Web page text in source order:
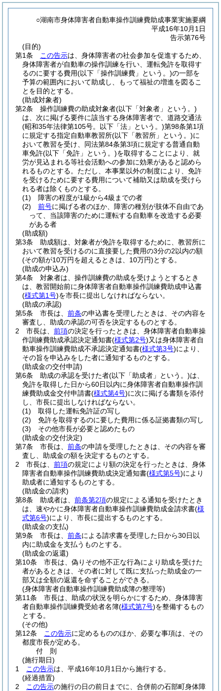
○湖南市身体障害者自動車操作訓練費助成事業実施要綱
平成16年10月1日
告示第76号
(目的)
第1条
この告示は、身体障害者の社会参加を促進するため、
身体障害者が自動車の操作訓練を行い、運転免許を取得す
るのに要する費用(以下「操作訓練費」という。)の一部を
予算の範囲内において助成し、もって福祉の増進を図るこ
とを目的とする。
(助成対象者)
第2条
操作訓練費の助成対象者(以下「対象者」という。)
は、次に掲げる要件に該当する身体障害者で、道路交通法
(昭和35年法律第105号。以下「法」という。)第98条第1項
に規定する指定自動車教習所(以下「教習所」という。)に
おいて教習を受け、同法第84条第3項に規定する普通自動
車免許(以下「免許」という。)を取得することにより、就
労が見込まれる等社会活動への参加に効果があると認めら
れるものとする。 ただし、本事業以外の制度により、免許
を受けるために要する費用について補助又は助成を受けら
れる者は除くものとする。
(1)
障害の程度が1級から4級までの者
(2)
前号に掲げる者のほか、障害の種別が肢体不自由であ
って、当該障害のために運転する自動車を改造する必要
がある者
(助成額)
第3条
助成額は、対象者が免許を取得するために、教習所に
おいて教習を受けるのに直接要した費用の3分の2以内の額
(その額が10万円を超えるときは、10万円)とする。
(助成の申込み)
第4条
対象者は、操作訓練費の助成を受けようとするとき
は、教習開始前に身体障害者自動車操作訓練費助成申込書
(様式第1号)を市長に提出しなければならない。
(助成の承認)
第5条
市長は、 前条の申込書を受理したときは、その内容を
審査し、助成の承認の可否を決定するものとする。
2
市長は、 前項の決定を行ったときは、身体障害者自動車操
作訓練費助成承認決定通知書(様式第2号)又は身体障害者自
動車操作訓練費助成不承認決定通知書(様式第3号)により、
その旨を申込みをした者に通知するものとする。
(助成金の交付申請)
第6条
助成の承認を受けた者(以下「助成者」という。)は、
免許を取得した日から60日以内に身体障害者自動車操作訓
練費助成金交付申請書(様式第4号)に次に掲げる書類を添付
し、市長に提出しなければならない。
(1)
取得した運転免許証の写し
(2)
免許を取得するのに要した費用に係る証拠書類の写し
(3)
その他市長が必要と認めたもの
(助成金の交付決定)
第7条
市長は、 前条の申請を受理したときは、その内容を審
査し、助成金の額を決定するものとする。
2
市長は、 前項の規定により額の決定を行ったときは、身体
障害者自動車操作訓練費助成決定通知書(様式第5号)により
助成者に通知するものとする。
(助成金の請求)
第8条
助成者は、 前条第2項の規定による通知を受けたとき
は、速やかに身体障害者自動車操作訓練費助成金請求書(様
式第6号)により、市長に提出するものとする。
(助成金の支払)
第9条
市長は、 前条による請求書を受理した日から30日以
内に助成金を支払うものとする。
(助成金の返還)
第10条
市長は、偽りその他不正な行為により助成を受けた
者があるときは、その者に対して既に支払った助成金の一
部又は全額の返還を命ずることができる。
(身体障害者自動車操作訓練費助成簿の整理等)
第11条
市長は、助成の状況を明らかにするため、身体障害
者自動車操作訓練費受給者名簿(様式第7号)を整備するもの
とする。
(その他)
第12条
この告示に定めるもののほか、必要な事項は、その
都度市長が定める。
付 則
(施行期日)
1
この告示は、平成16年10月1日から施行する。
(経過措置)
2
この告示の施行の日の前日までに、合併前の石部町身体障